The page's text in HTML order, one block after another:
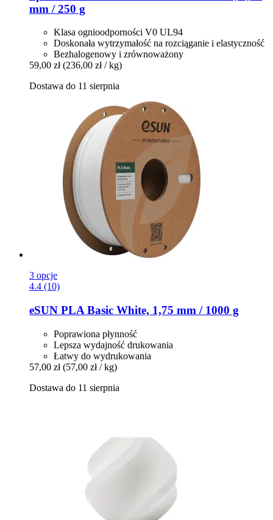
mm / 250 g
Klasa ognioodporności V0 UL94
Doskonała wytrzymałość na rozciąganie i elastyczność
Bezhalogenowy i zrównoważony
59,00 zł (236,00 zł / kg)
Dostawa do 11 sierpnia
3 opcje
4.4 (10)
eSUN PLA Basic White, 1,75 mm / 1000 g
Poprawiona płynność
Lepsza wydajność drukowania
Łatwy do wydrukowania
57,00 zł (57,00 zł / kg)
Dostawa do 11 sierpnia